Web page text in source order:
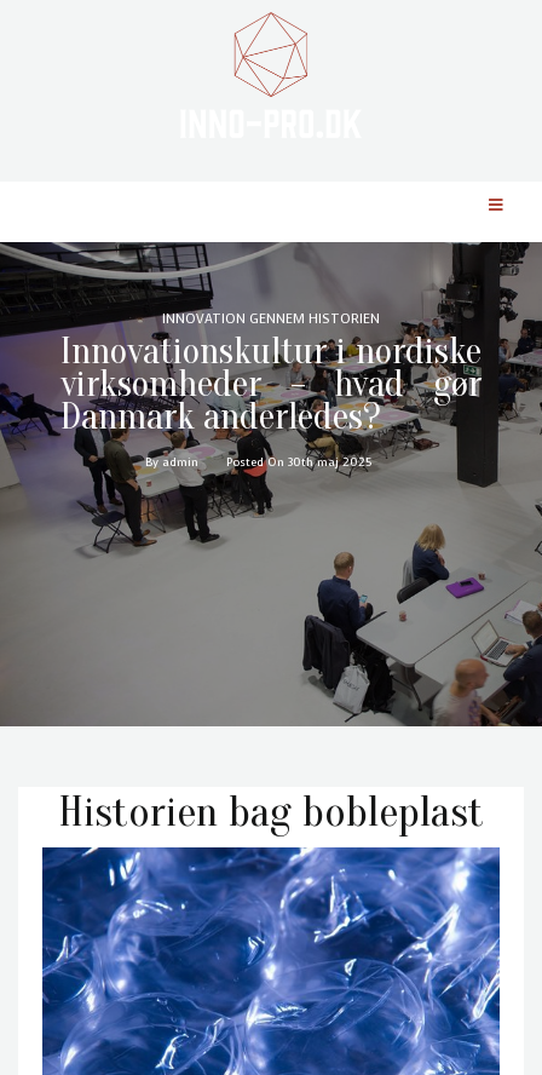
INNOVATION GENNEM HISTORIEN
Innovationskultur i nordiske
virksomheder – hvad gør
Danmark anderledes?
By admin Posted On 30th maj 2025
Historien bag bobleplast